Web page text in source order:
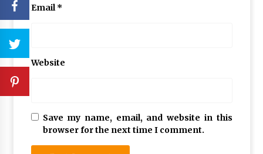
Email*
Website
Save my name, email, and website in this
browser for the next time I comment.